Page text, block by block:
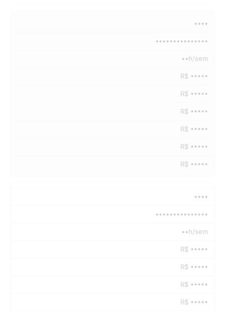
••••
•••••••••••••••
••h/sem
R$ •••••
R$ •••••
R$ •••••
R$ •••••
R$ •••••
R$ •••••
••••
•••••••••••••••
••h/sem
R$ •••••
R$ •••••
R$ •••••
R$ •••••